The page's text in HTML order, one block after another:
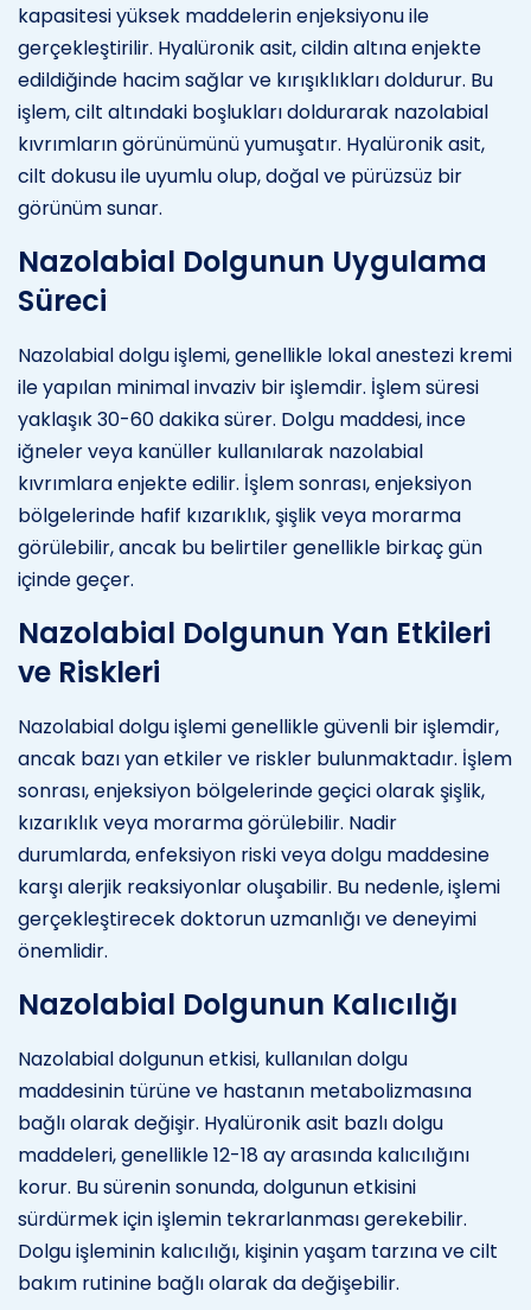
kapasitesi yüksek maddelerin enjeksiyonu ile
gerçekleştirilir. Hyalüronik asit, cildin altına enjekte
edildiğinde hacim sağlar ve kırışıklıkları doldurur. Bu
işlem, cilt altındaki boşlukları doldurarak nazolabial
kıvrımların görünümünü yumuşatır. Hyalüronik asit,
cilt dokusu ile uyumlu olup, doğal ve pürüzsüz bir
görünüm sunar.
Nazolabial Dolgunun Uygulama
Süreci
Nazolabial dolgu işlemi, genellikle lokal anestezi kremi
ile yapılan minimal invaziv bir işlemdir. İşlem süresi
yaklaşık 30-60 dakika sürer. Dolgu maddesi, ince
iğneler veya kanüller kullanılarak nazolabial
kıvrımlara enjekte edilir. İşlem sonrası, enjeksiyon
bölgelerinde hafif kızarıklık, şişlik veya morarma
görülebilir, ancak bu belirtiler genellikle birkaç gün
içinde geçer.
Nazolabial Dolgunun Yan Etkileri
ve Riskleri
Nazolabial dolgu işlemi genellikle güvenli bir işlemdir,
ancak bazı yan etkiler ve riskler bulunmaktadır. İşlem
sonrası, enjeksiyon bölgelerinde geçici olarak şişlik,
kızarıklık veya morarma görülebilir. Nadir
durumlarda, enfeksiyon riski veya dolgu maddesine
karşı alerjik reaksiyonlar oluşabilir. Bu nedenle, işlemi
gerçekleştirecek doktorun uzmanlığı ve deneyimi
önemlidir.
Nazolabial Dolgunun Kalıcılığı
Nazolabial dolgunun etkisi, kullanılan dolgu
maddesinin türüne ve hastanın metabolizmasına
bağlı olarak değişir. Hyalüronik asit bazlı dolgu
maddeleri, genellikle 12-18 ay arasında kalıcılığını
korur. Bu sürenin sonunda, dolgunun etkisini
sürdürmek için işlemin tekrarlanması gerekebilir.
Dolgu işleminin kalıcılığı, kişinin yaşam tarzına ve cilt
bakım rutinine bağlı olarak da değişebilir.